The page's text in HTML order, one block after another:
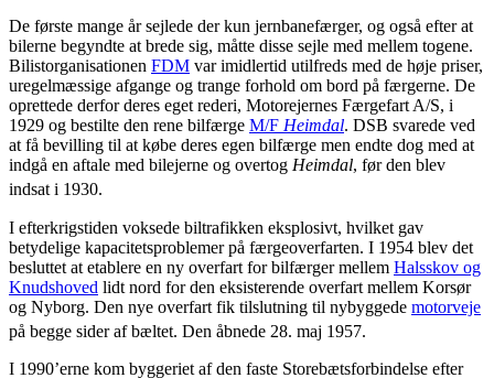
De første mange år sejlede der kun jernbanefærger, og også efter at
bilerne begyndte at brede sig, måtte disse sejle med mellem togene.
Bilistorganisationen FDM var imidlertid utilfreds med de høje priser,
uregelmæssige afgange og trange forhold om bord på færgerne. De
oprettede derfor deres eget rederi, Motorejernes Færgefart A/S, i
1929 og bestilte den rene bilfærge M/F Heimdal. DSB svarede ved
at få bevilling til at købe deres egen bilfærge men endte dog med at
indgå en aftale med bilejerne og overtog Heimdal, før den blev
indsat i 1930.
I efterkrigstiden voksede biltrafikken eksplosivt, hvilket gav
betydelige kapacitetsproblemer på færgeoverfarten. I 1954 blev det
besluttet at etablere en ny overfart for bilfærger mellem Halsskov og
Knudshoved lidt nord for den eksisterende overfart mellem Korsør
og Nyborg. Den nye overfart fik tilslutning til nybyggede motorveje
på begge sider af bæltet. Den åbnede 28. maj 1957.
I 1990’erne kom byggeriet af den faste Storebætsforbindelse efter